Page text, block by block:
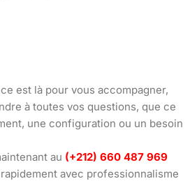
est là pour vous accompagner,
à toutes vos questions, que ce
une configuration ou un besoin
au (+212) 660 487 969
avec professionnalisme